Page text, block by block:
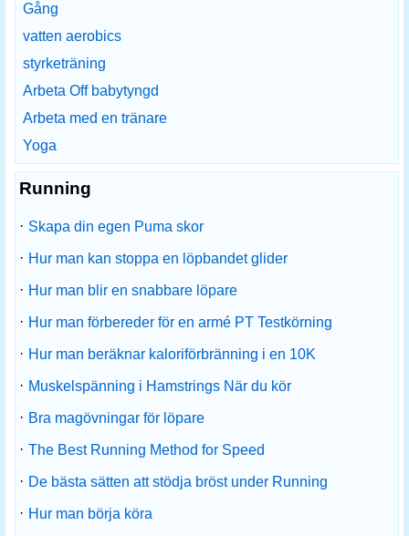
Gång
vatten aerobics
styrketräning
Arbeta Off babytyngd
Arbeta med en tränare
Yoga
Running
· Skapa din egen Puma skor
· Hur man kan stoppa en löpbandet glider
· Hur man blir en snabbare löpare
· Hur man förbereder för en armé PT Testkörning
· Hur man beräknar kaloriförbränning i en 10K
· Muskelspänning i Hamstrings När du kör
· Bra magövningar för löpare
· The Best Running Method for Speed ​​
· De bästa sätten att stödja bröst under Running
· Hur man börja köra